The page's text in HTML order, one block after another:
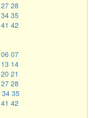
27 28
34 35
41 42
06 07
13 14
20 21
27 28
34 35
41 42